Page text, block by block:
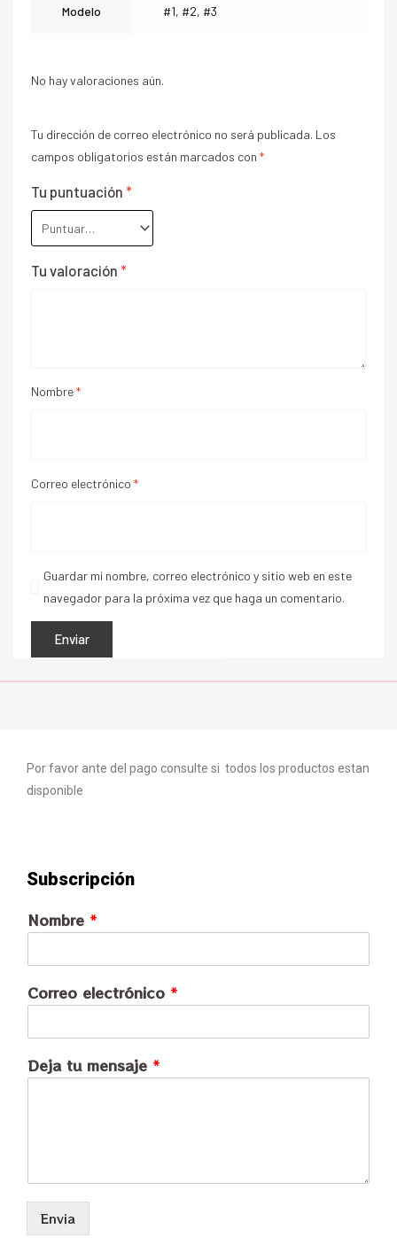
Modelo #1, #2, #3
No hay valoraciones aún.
Tu dirección de correo electrónico no será publicada. Los
campos obligatorios están marcados con *
Tu puntuación *
Tu valoración *
Nombre*
Correo electrónico *
Guardar mi nombre, correo electrónico y sitio web en este
navegador para la próxima vez que haga un comentario.
Por favor ante del pago consulte si todos los productos estan
disponible
Subscripción
Nombre *
Correo electrónico *
Deja tu mensaje *
Envia